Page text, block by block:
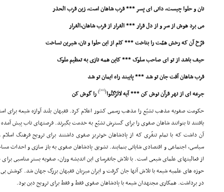
نان و حلوا چیست، دانى اى پسر *** قرب شاهان است، زین قرب الحذر
مى برد هوش از سر و از دل قرار *** الفرار از قرب شاهان،الفرار
فرّخ آن که رخش همّت را بتاخت *** کام از این حلوا و نان، شیرین نساخت
حیف باشد از تو اى صاحب سلوک *** کاین همه نازى به تعظیم ملوک
قرب شاهان آفت جان تو شد *** پایبند راه ایمان تو شد
جرعه اى از نهر قرآن نوش کن *** آیه لاتَرْکَنُوا(
[10]
)را گوش کن
حکومت صفویه مذهب تشیّع را مذهب رسمى کشور اعلام کرد. فقیهان بلند آوازه شیعه براى
یافتند تا بتوانند شاهان صفوى را براى گسترش تشیّع به خدمت بگیرند. فرصتهاى ناب پیش آمده
آن داشت که با تمام تنفّرى که از پادشاهان خونریز صفوى داشتند براى ترویج فرهنگ اسلام
سیاسى، اجتماعى و اقتصادى شایانى بنمایند. تشویق پادشاهان صفوى به باز سازى و احداث
از فعالیتهاى علماى شیعى است. با تلاش جانفرساى این اندیشه وران، صفویه بستر مناسبى براى
حوزه هاى علمیه شیعه با تلاش آنها جان گرفت و ایران میزبان فقیهان بزرگ جهان شد. کوشش بى
در برداشت. همکارى مجتهدان شیعه با پادشاهان صفوى فقط و فقط براى ترویج دین بود.